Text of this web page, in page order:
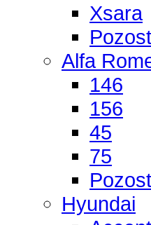
Xsara
Alfa
146
156
45
75
Hyundai